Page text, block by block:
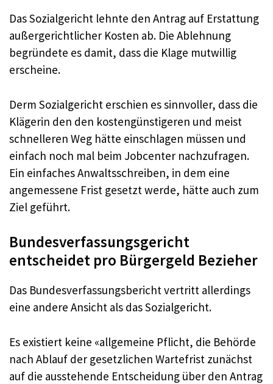
Das Sozialgericht lehnte den Antrag auf Erstattung
außergerichtlicher Kosten ab. Die Ablehnung
begründete es damit, dass die Klage mutwillig
erscheine.
Derm Sozialgericht erschien es sinnvoller, dass die
Klägerin den den kostengünstigeren und meist
schnelleren Weg hätte einschlagen müssen und
einfach noch mal beim Jobcenter nachzufragen.
Ein einfaches Anwaltsschreiben, in dem eine
angemessene Frist gesetzt werde, hätte auch zum
Ziel geführt.
Bundesverfassungsgericht
entscheidet pro Bürgergeld Bezieher
Das Bundesverfassungsbericht vertritt allerdings
eine andere Ansicht als das Sozialgericht.
Es existiert keine «allgemeine Pflicht, die Behörde
nach Ablauf der gesetzlichen Wartefrist zunächst
auf die ausstehende Entscheidung über den Antrag